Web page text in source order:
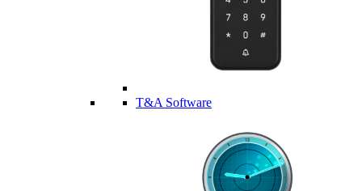
T&A Software